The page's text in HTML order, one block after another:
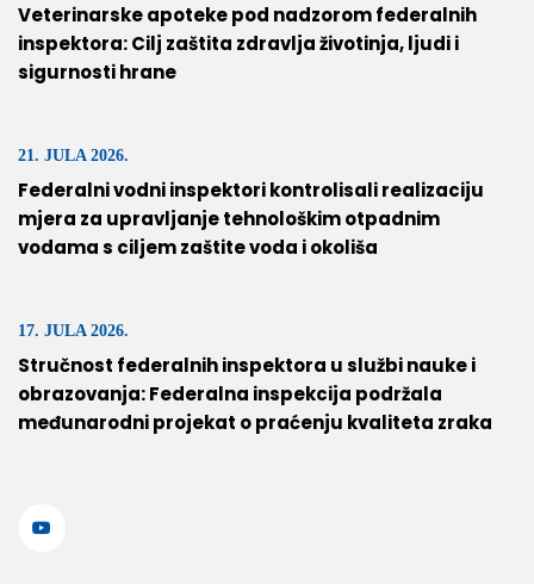
Veterinarske apoteke pod nadzorom federalnih
inspektora: Cilj zaštita zdravlja životinja, ljudi i
sigurnosti hrane
21. JULA 2026.
Federalni vodni inspektori kontrolisali realizaciju
mjera za upravljanje tehnološkim otpadnim
vodama s ciljem zaštite voda i okoliša
17. JULA 2026.
Stručnost federalnih inspektora u službi nauke i
obrazovanja: Federalna inspekcija podržala
međunarodni projekat o praćenju kvaliteta zraka